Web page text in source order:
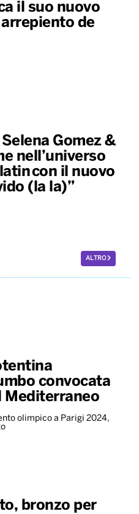
il suo nuovo
de
Gomez &
nell’universo
con il nuovo
(la la)”
ALTRO
convocata
Mediterraneo
olimpico a Parigi 2024,
bronzo per